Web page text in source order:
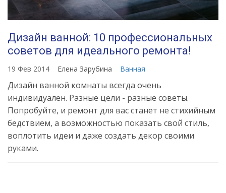
Дизайн ванной: 10 профессиональных
советов для идеального ремонта!
19 Фев 2014 Елена Зарубина Ванная
Дизайн ванной комнаты всегда очень
индивидуален. Разные цели - разные советы.
Попробуйте, и ремонт для вас станет не стихийным
бедствием, а возможностью показать свой стиль,
воплотить идеи и даже создать декор своими
руками.